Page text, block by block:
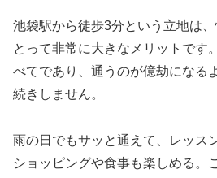
池袋駅から徒歩3分という立地は
とって非常に大きなメリットです
べてであり、通うのが億劫になる
続きしません。
雨の日でもサッと通えて、レッス
ショッピングや食事も楽しめる。